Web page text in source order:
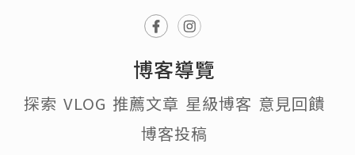
博客導覽
探索 VLOG 推薦文章 星級博客 意見回饋
博客投稿